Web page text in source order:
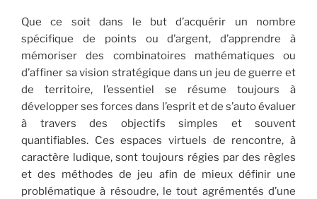
Que ce soit dans le but d’acquérir un nombre
spécifique de points ou d’argent, d’apprendre à
mémoriser des combinatoires mathématiques ou
d’affiner sa vision stratégique dans un jeu de guerre et
de territoire, l’essentiel se résume toujours à
développer ses forces dans l’esprit et de s’auto évaluer
à travers des objectifs simples et souvent
quantifiables. Ces espaces virtuels de rencontre, à
caractère ludique, sont toujours régies par des règles
et des méthodes de jeu afin de mieux définir une
problématique à résoudre, le tout agrémentés d’une